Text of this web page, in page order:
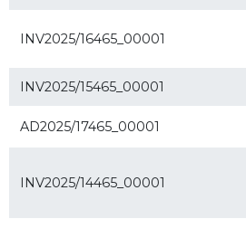
INV2025/16465_00001
INV2025/15465_00001
AD2025/17465_00001
INV2025/14465_00001